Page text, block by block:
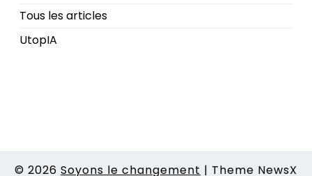
Tous les articles
UtopIA
© 2026 Soyons le changement | Theme NewsX